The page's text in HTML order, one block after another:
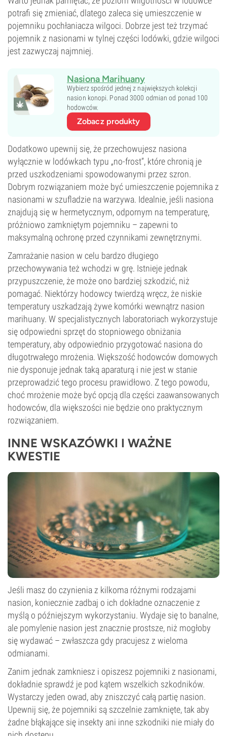
potrafi się zmieniać, dlatego zaleca się umieszczenie w
pojemniku pochłaniacza wilgoci. Dobrze jest też trzymać
pojemnik z nasionami w tylnej części lodówki, gdzie wilgoci
jest zazwyczaj najmniej.
Nasiona Marihuany
Wybierz spośród jednej z największych kolekcji
nasion konopi. Ponad 3000 odmian od ponad 100
hodowców.
Zobacz produkty
Dodatkowo upewnij się, że przechowujesz nasiona
wyłącznie w lodówkach typu „no-frost”, które chronią je
przed uszkodzeniami spowodowanymi przez szron.
Dobrym rozwiązaniem może być umieszczenie pojemnika z
nasionami w szufladzie na warzywa. Idealnie, jeśli nasiona
znajdują się w hermetycznym, odpornym na temperaturę,
próżniowo zamkniętym pojemniku – zapewni to
maksymalną ochronę przed czynnikami zewnętrznymi.
Zamrażanie nasion w celu bardzo długiego
przechowywania też wchodzi w grę. Istnieje jednak
przypuszczenie, że może ono bardziej szkodzić, niż
pomagać. Niektórzy hodowcy twierdzą wręcz, że niskie
temperatury uszkadzają żywe komórki wewnątrz nasion
marihuany. W specjalistycznych laboratoriach wykorzystuje
się odpowiedni sprzęt do stopniowego obniżania
temperatury, aby odpowiednio przygotować nasiona do
długotrwałego mrożenia. Większość hodowców domowych
nie dysponuje jednak taką aparaturą i nie jest w stanie
przeprowadzić tego procesu prawidłowo. Z tego powodu,
choć mrożenie może być opcją dla części zaawansowanych
hodowców, dla większości nie będzie ono praktycznym
rozwiązaniem.
INNE WSKAZÓWKI I WAŻNE
KWESTIE
Jeśli masz do czynienia z kilkoma różnymi rodzajami
nasion, koniecznie zadbaj o ich dokładne oznaczenie z
myślą o późniejszym wykorzystaniu. Wydaje się to banalne,
ale pomylenie nasion jest znacznie prostsze, niż mogłoby
się wydawać – zwłaszcza gdy pracujesz z wieloma
odmianami.
Zanim jednak zamkniesz i opiszesz pojemniki z nasionami,
dokładnie sprawdź je pod kątem wszelkich szkodników.
Wystarczy jeden owad, aby zniszczyć całą partię nasion.
Upewnij się, że pojemniki są szczelnie zamknięte, tak aby
żadne błąkające się insekty ani inne szkodniki nie miały do